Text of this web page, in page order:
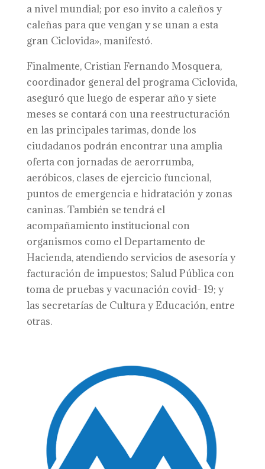
a nivel mundial; por eso invito a caleños y
caleñas para que vengan y se unan a esta
gran Ciclovida», manifestó.
Finalmente, Cristian Fernando Mosquera,
coordinador general del programa Ciclovida,
aseguró que luego de esperar año y siete
meses se contará con una reestructuración
en las principales tarimas, donde los
ciudadanos podrán encontrar una amplia
oferta con jornadas de aerorrumba,
aeróbicos, clases de ejercicio funcional,
puntos de emergencia e hidratación y zonas
caninas. También se tendrá el
acompañamiento institucional con
organismos como el Departamento de
Hacienda, atendiendo servicios de asesoría y
facturación de impuestos; Salud Pública con
toma de pruebas y vacunación covid- 19; y
las secretarías de Cultura y Educación, entre
otras.